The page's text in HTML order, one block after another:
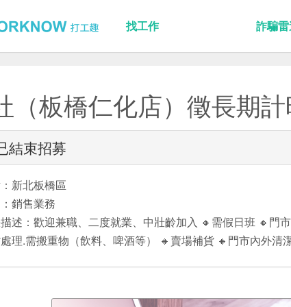
找工作 詐騙
（板橋仁化店）徵長期
結束招募
新北板橋區
銷售業務
述：歡迎兼職、二度就業、中壯齡加入 🔸需假日班 🔸門
理.需搬重物（飲料、啤酒等） 🔸賣場補貨 🔸門市內外清